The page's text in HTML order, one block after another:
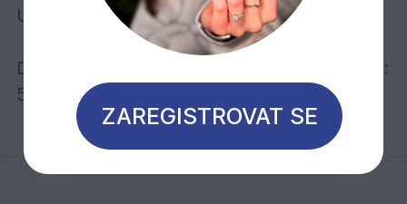
Uměle sušené na: 16-18%
Doporučené dilatace mezi prkny při pokládce:
5 – 7 mm
ZAREGISTROVAT SE